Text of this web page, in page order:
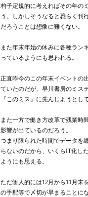
杓子定規的に考えればその年の
う。しかしそうなると恐らく刊
だろうことは想像に難くない。
また年末年始の休みに各種ラン
っているようにも思われる。
正直昨今のこの年末イベントの
ていたのだが、早川書房のミス
『このミス』に先んじようとし
また一方で働き方改革で残業時
影響が出ているのだろう。
つまり限られた時間でデータを
らないのだから、いくらIT化し
ようにも思える。
ただ個人的には12月から11月末
の手配等で〆切が早まることに